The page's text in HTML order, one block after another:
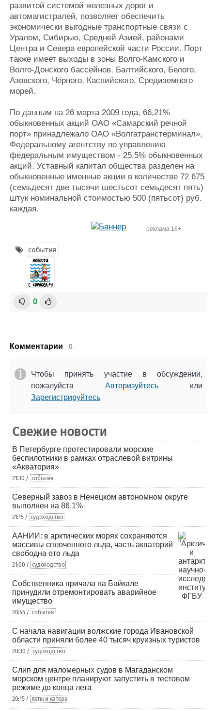
развитой системой железных дорог и
автомагистралей, позволяет обеспечить
экономически выгодные транспортные связи с
Уралом, Сибирью, Средней Азией, районами
Центра и Севера европейской части России. Порт
также имеет выходы в зоны Волго-Камского и
Волго-Донского бассейнов, Балтийского, Белого,
Азовского, Чёрного, Каспийского, Средиземного
морей.
По данным на 26 марта 2009 года, 66,21%
обыкновенных акций ОАО «Самарский речной
порт» принадлежало ОАО «Волгатранстерминал»,
Федеральному агентству по управлению
федеральным имуществом - 25,5% обыкновенных
акций. Уставный капитал общества разделен на
обыкновенные именные акции в количестве 72 675
(семьдесят две тысячи шестьсот семьдесят пять)
штук номинальной стоимостью 500 (пятьсот) руб.
каждая.
реклама 16+
события
0
Комментарии 0.
Чтобы принять участие в обсуждении,
пожалуйста Авторизуйтесьили
Зарегистрируйтесь
Свежие новости
В Петербурге протестировали морские
беспилотники в рамках отраслевой витрины
«Акватория»
21:30 / события
Северный завоз в Ненецком автономном округе
выполнен на 86,1%
21:15 / судоходство
ААНИИ: в арктических морях сохраняются
массивы сплоченного льда, часть акваторий
свободна ото льда
21:00 / судоходство
Собственника причала на Байкале
принудили отремонтировать аварийное
имущество
20:45 / события
С начала навигации волжские города Ивановской
области приняли более 40 тысяч круизных туристов
20:30 / судоходство
Слип для маломерных судов в Магаданском
морском центре планируют запустить в тестовом
режиме до конца лета
20:15 / яхты и катера